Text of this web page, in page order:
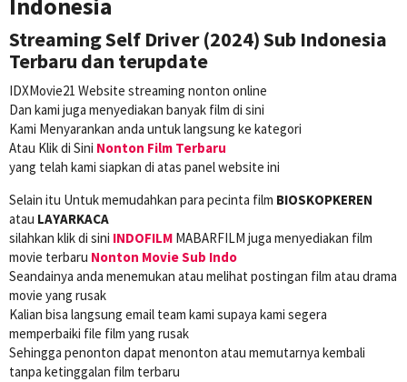
Streaming Self Driver (2024) Sub Indonesia
Terbaru dan terupdate
IDXMovie21 Website streaming nonton online
Dan kami juga menyediakan banyak film di sini
Kami Menyarankan anda untuk langsung ke kategori
Atau Klik di Sini Nonton Film Terbaru
yang telah kami siapkan di atas panel website ini
Selain itu Untuk memudahkan para pecinta film BIOSKOPKEREN
atau LAYARKACA
silahkan klik di sini INDOFILM MABARFILM juga menyediakan film
movie terbaru Nonton Movie Sub Indo
Seandainya anda menemukan atau melihat postingan film atau drama
movie yang rusak
Kalian bisa langsung email team kami supaya kami segera
memperbaiki file film yang rusak
Sehingga penonton dapat menonton atau memutarnya kembali
tanpa ketinggalan film terbaru